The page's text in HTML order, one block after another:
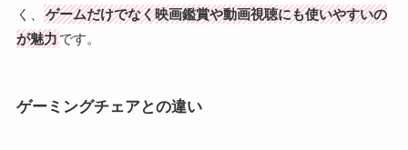
く、
ゲームだけでなく映画鑑賞や動画視聴にも使いやすいの
が魅力です。
ゲーミングチェアとの違い